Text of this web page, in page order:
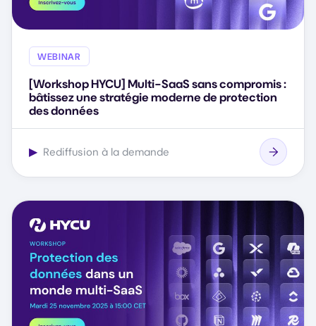
WEBINAR
[Workshop HYCU] Multi-SaaS sans compromis :
bâtissez une stratégie moderne de protection
des données
▶ Rediffusion à la demande